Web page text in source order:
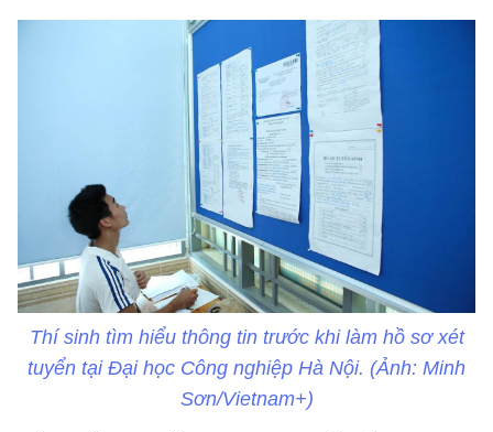
Thí sinh tìm hiểu thông tin trước khi làm hồ sơ xét
tuyển tại Đại học Công nghiệp Hà Nội. (Ảnh: Minh
Sơn/Vietnam+)